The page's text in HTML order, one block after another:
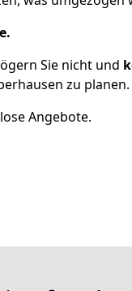
Sie nicht und
zu planen.
Angebote.